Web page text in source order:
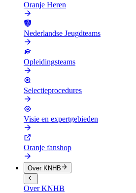
Oranje Heren
Nederlandse Jeugdteams
Opleidingsteams
Selectieprocedures
Visie en expertgebieden
Oranje fanshop
Over KNHB
Over KNHB